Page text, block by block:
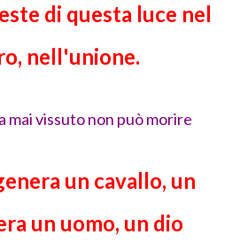
di questa luce nel
nell'unione.
mai vissuto non può morire
un cavallo, un
un uomo, un dio